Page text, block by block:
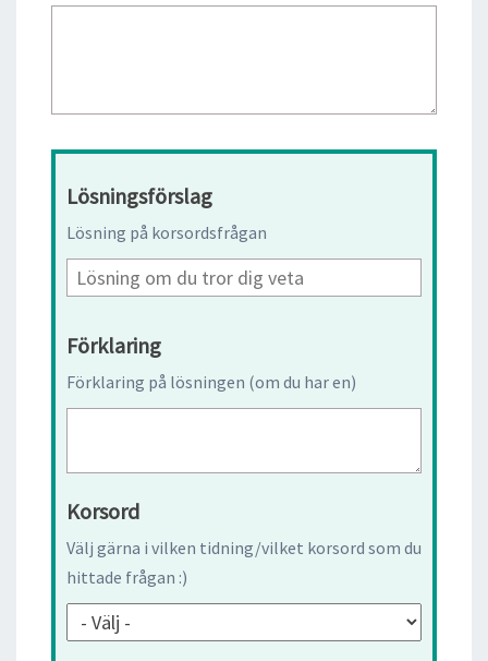
Lösningsförslag
Lösning på korsordsfrågan
Förklaring
Förklaring på lösningen (om du har en)
Korsord
Välj gärna i vilken tidning/vilket korsord som du
hittade frågan :)